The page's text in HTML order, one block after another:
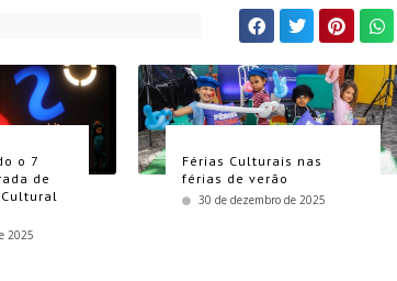
o 7
de
Cultural
2025
Férias Culturais nas
férias de verão
30 de dezembro de 2025